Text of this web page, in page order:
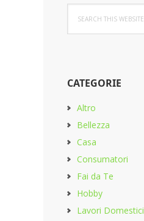
this
website
CATEGORIE
Altro
Bellezza
Casa
Consumatori
Fai da Te
Hobby
Lavori Domestici